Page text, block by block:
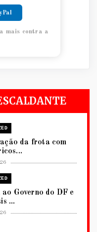
mais contra a
da frota com
Governo do DF e
...